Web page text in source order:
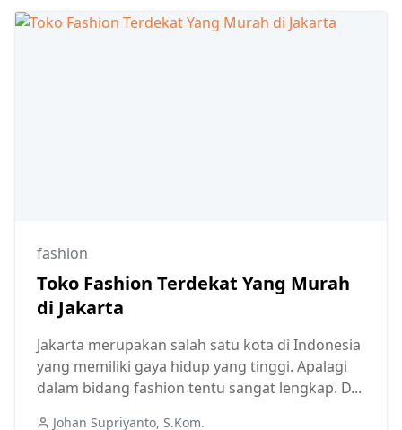
fashion
Toko Fashion Terdekat Yang Murah
di Jakarta
Jakarta merupakan salah satu kota di Indonesia
yang memiliki gaya hidup yang tinggi. Apalagi
dalam bidang fashion tentu sangat lengkap. D...
Johan Supriyanto, S.Kom.